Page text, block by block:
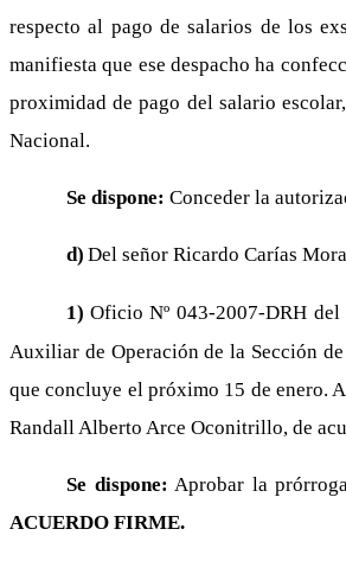
respecto al pago de salarios de los
manifiesta que ese despacho ha
proximidad de pago del salario
Nacional.
Se dispone: Conceder la
d) Del señor Ricardo Carías
1) Oficio Nº 043-2007-DRH
Auxiliar de Operación de la Sección
que concluye el próximo 15 de enero.
Randall Alberto Arce Oconitrillo, de
Se dispone: Aprobar la
ACUERDO FIRME.